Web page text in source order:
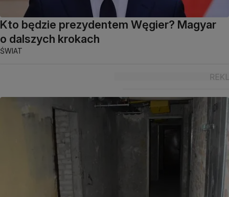
Kto będzie prezydentem Węgier? Magyar
o dalszych krokach
ŚWIAT